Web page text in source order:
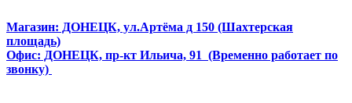
Магазин: ДОНЕЦК, ул.Артёма д 150 (Шахтерская
площадь)
Офис: ДОНЕЦК, пр-кт Ильича, 91 (Временно работает по
звонку)